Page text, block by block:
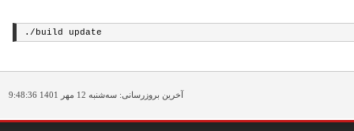
آخرین بروزرسانی: سه‌شنبه 12 مهر 1401 9:48:36